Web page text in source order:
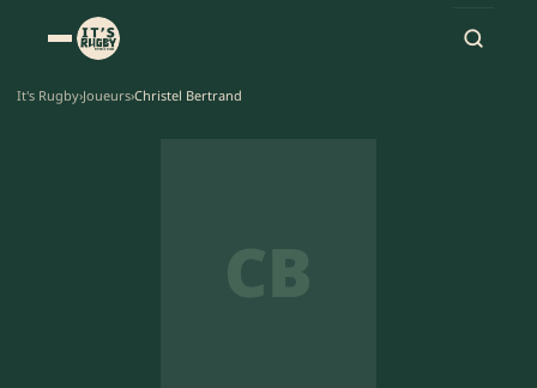
It's Rugby›Joueurs›Christel Bertrand
CB